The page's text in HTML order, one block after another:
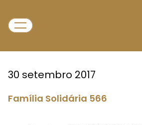
30 setembro 2017
Família Solidária 566